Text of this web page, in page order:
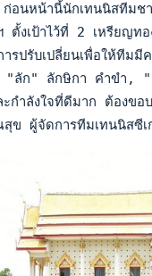
ก่อนหน้านี้นักเทนนิสทีม
ตั้งเป้าไว้ที่ 2 เหรียญ
รปรับเปลี่ยนเพื่อให้ทีม
ลัก" ลักษิกา คำขำ,
ำลังใจที่ดีมาก ต้องขอ
ข ผู้จัดการทีมเทนนิสซี